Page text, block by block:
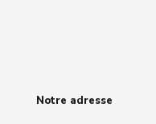
Notre adresse